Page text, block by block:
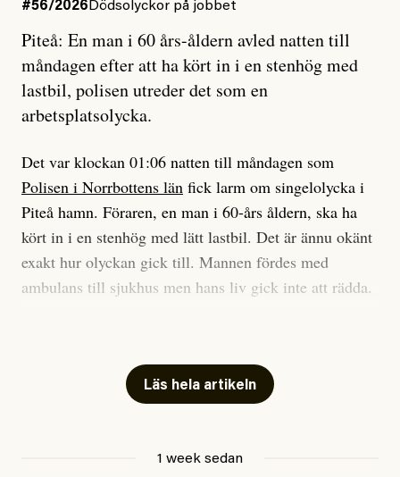
Jag sökte ljuset och meningen,
efter det som var rent, rätt och sant,
och aldrig såg jag det klarare än
när jag ombord på bussen hjälpte en tant.
#23/2026Intervjun
Jesper Lundby: ”Livet i sig
är ganska politiskt”
#56/2026 Dödsolyckor på jobbet
Piteå: En man i 60 års-åldern avled natten till
måndagen efter att ha kört in i en stenhög med
lastbil, polisen utreder det som en
arbetsplatsolycka.
Det var klockan 01:06 natten till måndagen som
Polisen i Norrbottens län fick larm om singelolycka i
Piteå hamn. Föraren, en man i 60-års åldern, ska ha
kört in i en stenhög med lätt lastbil. Det är ännu okänt
exakt hur olyckan gick till. Mannen fördes med
ambulans till sjukhus men hans liv gick inte att rädda.
platsen, säger Elis Brännström, RLC-befäl på polisens
ledningscentral tillsvt Norrbotten.
Anhöriga är underrättade.
Läs hela artikeln
1 week sedan